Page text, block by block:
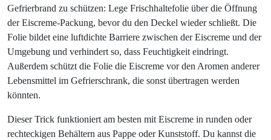
Gefrierbrand zu schützen: Lege Frischhaltefolie über die Öffnung
der Eiscreme-Packung, bevor du den Deckel wieder schließt. Die
Folie bildet eine luftdichte Barriere zwischen der Eiscreme und der
Umgebung und verhindert so, dass Feuchtigkeit eindringt.
Außerdem schützt die Folie die Eiscreme vor den Aromen anderer
Lebensmittel im Gefrierschrank, die sonst übertragen werden
könnten.
Dieser Trick funktioniert am besten mit Eiscreme in runden oder
rechteckigen Behältern aus Pappe oder Kunststoff. Du kannst die